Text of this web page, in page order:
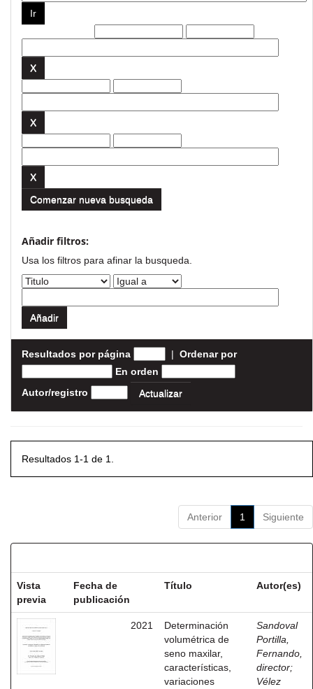
Comenzar nueva busqueda
Añadir filtros:
Usa los filtros para afinar la busqueda.
Resultados por página | Ordenar por
En orden
Autor/registro
Resultados 1-1 de 1.
Anterior 1 Siguiente
Vista
previa
Fecha de
publicación
Título Autor(es)
2021
Determinación
volumétrica de
seno maxilar,
características,
variaciones
Sandoval
Portilla,
Fernando,
director;
Vélez